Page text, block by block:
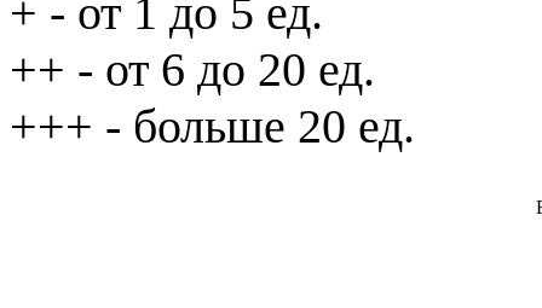
+ - от 1 до 5 ед.
++ - от 6 до 20 ед.
+++ - больше 20 ед.